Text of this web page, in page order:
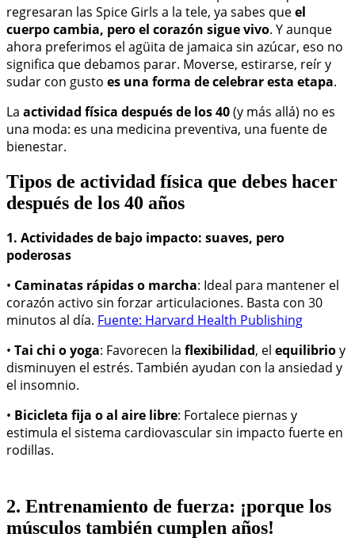
regresaran las Spice Girls a la tele, ya sabes queel
cuerpo cambia, pero el corazón sigue vivo. Y aunque
ahora preferimos el agüita de jamaica sin azúcar, eso no
significa que debamos parar. Moverse, estirarse, reír y
sudar con gusto es una forma de celebrar esta etapa.
La actividad física después de los 40(y más allá) no es
una moda: es una medicina preventiva, una fuente de
bienestar.
Tipos de actividad física que debes hacer
después de los 40 años
1. Actividades de bajo impacto: suaves, pero
poderosas
• Caminatas rápidas o marcha: Ideal para mantener el
corazón activo sin forzar articulaciones. Basta con 30
minutos al día. Fuente: Harvard Health Publishing
• Tai chi o yoga: Favorecen la flexibilidad, el equilibrioy
disminuyen el estrés. También ayudan con la ansiedad y
el insomnio.
• Bicicleta fija o al aire libre: Fortalece piernas y
estimula el sistema cardiovascular sin impacto fuerte en
rodillas.
2. Entrenamiento de fuerza: ¡porque los
músculos también cumplen años!